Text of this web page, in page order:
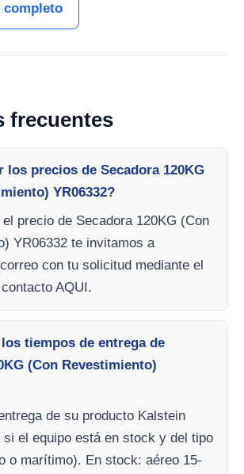
completo
frecuentes
los precios de Secadora 120KG
YR06332?
precio de Secadora 120KG (Con
YR06332 te invitamos a
con tu solicitud mediante el
AQUI.
tiempos de entrega de
(Con Revestimiento)
de su producto Kalstein
si el equipo está en stock y del tipo
o marítimo). En stock: aéreo 15-